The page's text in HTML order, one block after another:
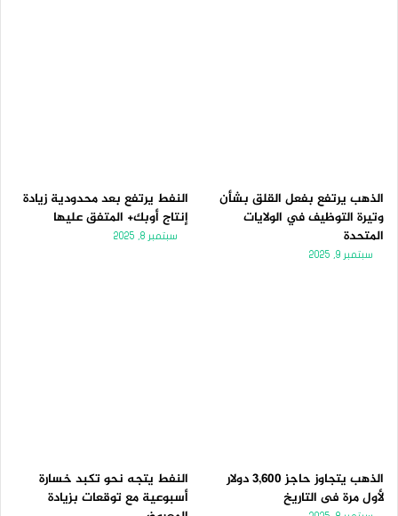
الذهب يرتفع بفعل القلق بشأن
وتيرة التوظيف في الولايات
المتحدة
سبتمبر 9, 2025
النفط يرتفع بعد محدودية زيادة
إنتاج أوبك+ المتفق عليها
سبتمبر 8, 2025
الذهب يتجاوز حاجز 3,600 دولار
لأول مرة فى التاريخ
النفط يتجه نحو تكبد خسارة
أسبوعية مع توقعات بزيادة